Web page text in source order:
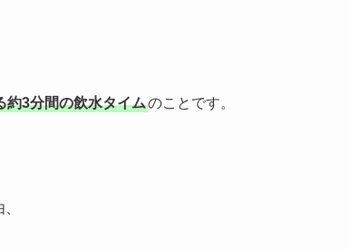
約3分間の飲水タイムのことです。